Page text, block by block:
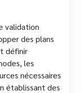
validation
des plans
définir
les
nécessaires
établissant des